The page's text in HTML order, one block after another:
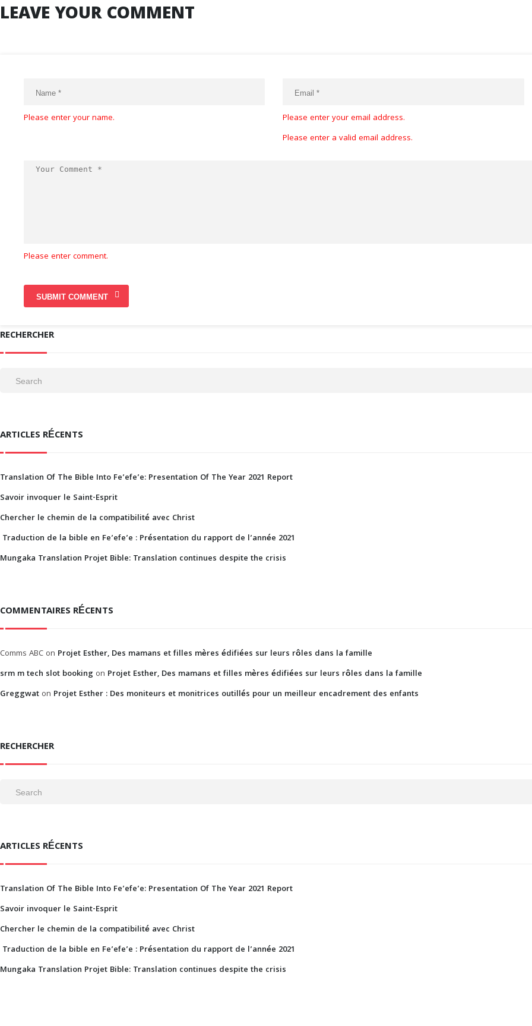
LEAVE YOUR COMMENT
Please enter your name.
Please enter your email address.
Please enter a valid email address.
Please enter comment.
RECHERCHER
ARTICLES RÉCENTS
Translation Of The Bible Into Fe’efe’e: Presentation Of The Year 2021 Report
Savoir invoquer le Saint-Esprit
Chercher le chemin de la compatibilité avec Christ
Traduction de la bible en Fe’efe’e : Présentation du rapport de l’année 2021
Mungaka Translation Projet Bible: Translation continues despite the crisis
COMMENTAIRES RÉCENTS
Comms ABC on Projet Esther, Des mamans et filles mères édifiées sur leurs rôles dans la famille
srm m tech slot booking on Projet Esther, Des mamans et filles mères édifiées sur leurs rôles dans la famille
Greggwat on Projet Esther : Des moniteurs et monitrices outillés pour un meilleur encadrement des enfants
RECHERCHER
ARTICLES RÉCENTS
Translation Of The Bible Into Fe’efe’e: Presentation Of The Year 2021 Report
Savoir invoquer le Saint-Esprit
Chercher le chemin de la compatibilité avec Christ
Traduction de la bible en Fe’efe’e : Présentation du rapport de l’année 2021
Mungaka Translation Projet Bible: Translation continues despite the crisis